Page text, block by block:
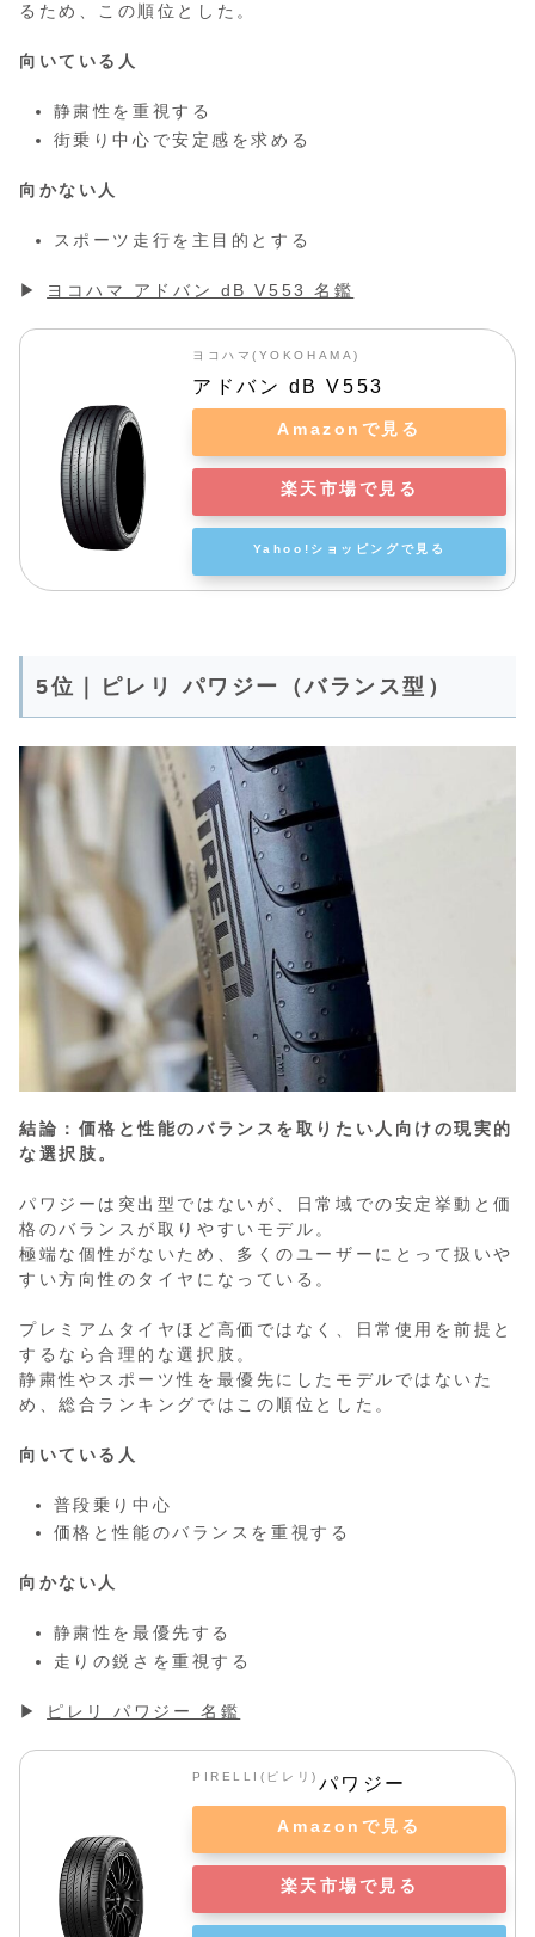
るため、この順位とした。
向いている人
静粛性を重視する
街乗り中心で安定感を求める
向かない人
スポーツ走行を主目的とする
▶ ヨコハマ アドバン dB V553 名鑑
ヨコハマ(YOKOHAMA)
アドバン dB V553
Amazonで見る
楽天市場で見る
Yahoo!ショッピングで見る
5位｜ピレリ パワジー（バランス型）
結論：価格と性能のバランスを取りたい人向けの現実的
な選択肢。
パワジーは突出型ではないが、日常域での安定挙動と価
格のバランスが取りやすいモデル。
極端な個性がないため、多くのユーザーにとって扱いや
すい方向性のタイヤになっている。
プレミアムタイヤほど高価ではなく、日常使用を前提と
するなら合理的な選択肢。
静粛性やスポーツ性を最優先にしたモデルではないた
め、総合ランキングではこの順位とした。
向いている人
普段乗り中心
価格と性能のバランスを重視する
向かない人
静粛性を最優先する
走りの鋭さを重視する
▶ ピレリ パワジー 名鑑
PIRELLI(ピレリ) パワジー
Amazonで見る
楽天市場で見る